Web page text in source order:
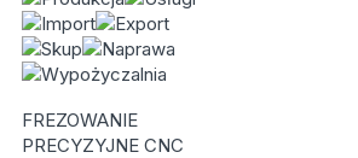
FREZOWANIE
PRECYZYJNE CNC